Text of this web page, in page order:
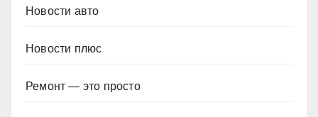
Новости авто
Новости плюс
Ремонт — это просто